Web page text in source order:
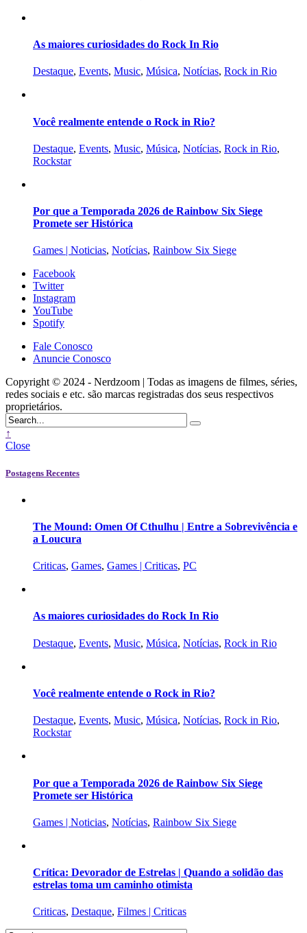
As maiores curiosidades do Rock In Rio
Destaque, Events, Music, Música, Notícias, Rock in Rio
Você realmente entende o Rock in Rio?
Destaque, Events, Music, Música, Notícias, Rock in Rio,
Rockstar
Por que a Temporada 2026 de Rainbow Six Siege
Promete ser Histórica
Games | Noticias, Notícias, Rainbow Six Siege
Facebook
Twitter
Instagram
YouTube
Spotify
Fale Conosco
Anuncie Conosco
Copyright © 2024 - Nerdzoom | Todas as imagens de filmes, séries,
redes sociais e etc. são marcas registradas dos seus respectivos
proprietários.
↑
Close
Postagens Recentes
The Mound: Omen Of Cthulhu | Entre a Sobrevivência e
a Loucura
Criticas, Games, Games | Criticas, PC
As maiores curiosidades do Rock In Rio
Destaque, Events, Music, Música, Notícias, Rock in Rio
Você realmente entende o Rock in Rio?
Destaque, Events, Music, Música, Notícias, Rock in Rio,
Rockstar
Por que a Temporada 2026 de Rainbow Six Siege
Promete ser Histórica
Games | Noticias, Notícias, Rainbow Six Siege
Crítica: Devorador de Estrelas | Quando a solidão das
estrelas toma um caminho otimista
Criticas, Destaque, Filmes | Criticas